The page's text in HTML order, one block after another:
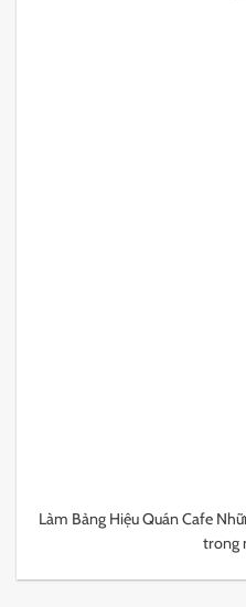
Làm Bảng Hiệu Quán Cafe
trong